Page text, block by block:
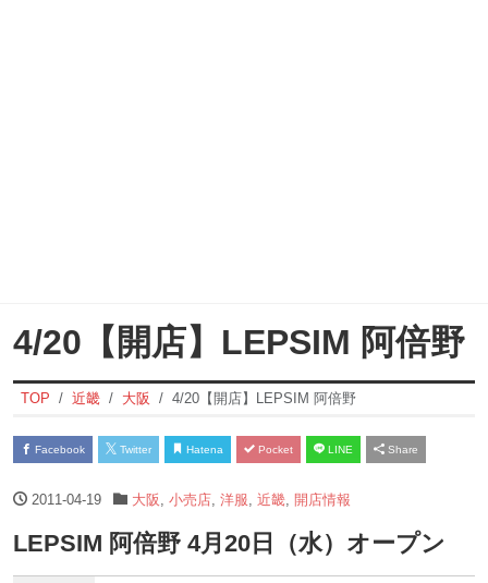
4/20【開店】LEPSIM 阿倍野
TOP 近畿 大阪 4/20【開店】LEPSIM 阿倍野
Facebook Twitter Hatena Pocket LINE Share
2011-04-19 大阪 小売店, 洋服 近畿, 開店情報
LEPSIM 阿倍野 4月20日（水）オープン